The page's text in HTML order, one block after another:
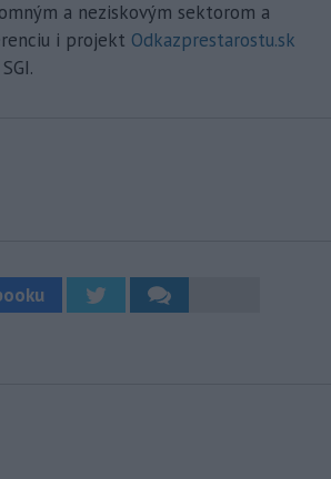
a neziskovým sektorom a
i projekt Odkazprestarostu.sk